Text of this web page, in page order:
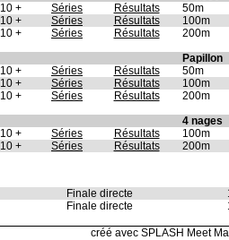
10 + Séries Résultats
50m
10 + Séries Résultats
100m
10 + Séries Résultats
200m
Papillon
10 + Séries Résultats
50m
10 + Séries Résultats
100m
10 + Séries Résultats
200m
4 nages
10 + Séries Résultats
100m
10 + Séries Résultats 200m
Finale directe
Finale directe
créé avec SPLASH Meet